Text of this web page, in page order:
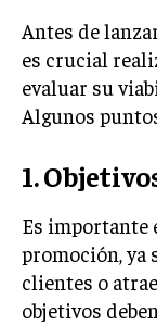
GESTIÓN
MÁS
Antes de
es crucial
evaluar su
Algunos
1.
Es importante
promoción, ya
clientes o
objetivos